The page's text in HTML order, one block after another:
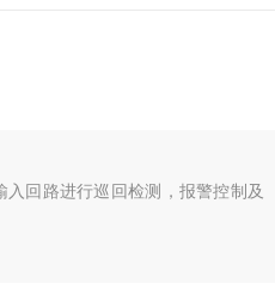
回路进行巡回检测，报警控制及